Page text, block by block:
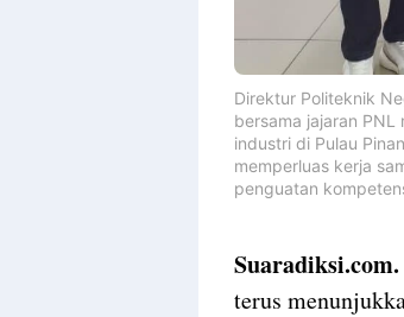
Direktur Politeknik
bersama jajaran
industri di Pulau
memperluas kerja
penguatan
terus